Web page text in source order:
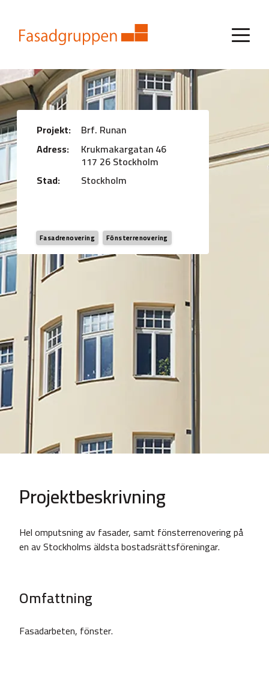
Projekt: Brf. Runan
Adress:
Krukmakargatan 46
117 26 Stockholm
Stad:
Stockholm
Fasadrenovering Fönsterrenovering
Projektbeskrivning
Hel omputsning av fasader, samt fönsterrenovering på
en av Stockholms äldsta bostadsrättsföreningar.
Omfattning
Fasadarbeten, fönster.